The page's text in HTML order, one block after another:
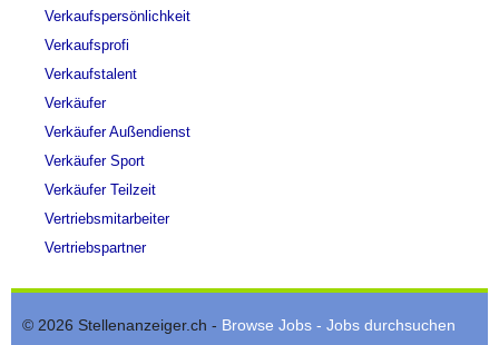
Verkaufspersönlichkeit
Verkaufsprofi
Verkaufstalent
Verkäufer
Verkäufer Außendienst
Verkäufer Sport
Verkäufer Teilzeit
Vertriebsmitarbeiter
Vertriebspartner
© 2026 Stellenanzeiger.ch - Browse Jobs - Jobs durchsuchen